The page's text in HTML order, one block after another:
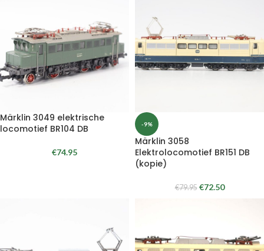
Märklin 3049 elektrische
locomotief BR104 DB
€74.95
-9%
Märklin 3058
Elektrolocomotief BR151 DB
(kopie)
€79.95 €72.50